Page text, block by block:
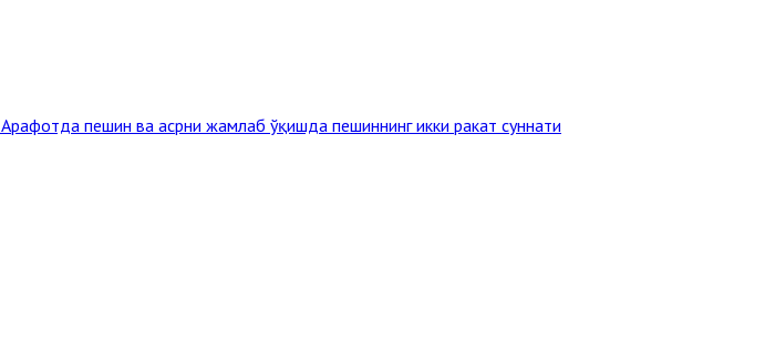
Арафотда пешин ва асрни жамлаб ўқишда пешиннинг икки ракат суннати